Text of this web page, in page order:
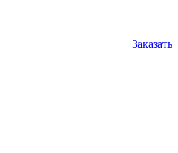
Заказать